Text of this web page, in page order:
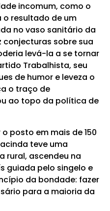
incomum, como o
o resultado de um
no vaso sanitário da
conjecturas sobre sua
levá-la a se tornar
Trabalhista, seu
de humor e leveza o
o traço de
ao topo da política de
posto em mais de 150
teve uma
rural, ascendeu na
guiada pelo singelo e
da bondade: fazer
para a maioria da